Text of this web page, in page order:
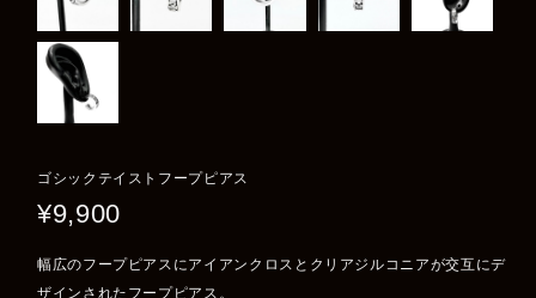
ゴシックテイストフープピアス
¥9,900
幅広のフープピアスにアイアンクロスとクリアジルコニアが交互にデ
ザインされたフープピアス。